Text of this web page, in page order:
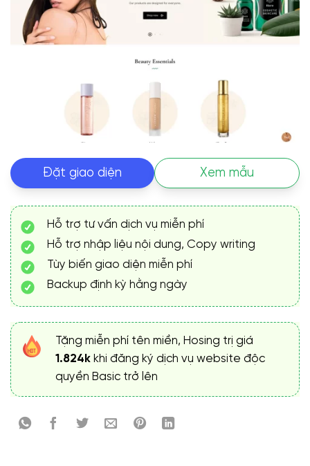
Đặt giao diện Xem mẫu
Hỗ trợ tư vấn dịch vụ miễn phí
Hỗ trợ nhập liệu nội dung, Copy writing
Tùy biến giao diện miễn phí
Backup định kỳ hằng ngày
Tặng miễn phí tên miền, Hosing trị giá
1.824k khi đăng ký dịch vụ website độc
quyền Basic trở lên